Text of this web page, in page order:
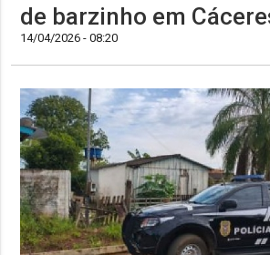
de barzinho em
14/04/2026 - 08:20